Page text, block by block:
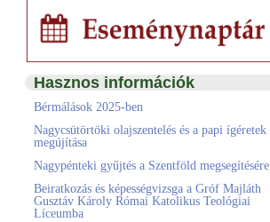
Hasznos információk
Bérmálások 2025-ben
Nagycsütörtöki olajszentelés és a papi ígéretek
megújítása
Nagypénteki gyűjtés a Szentföld megsegítésére
Beiratkozás és képességvizsga a Gróf Majláth
Gusztáv Károly Római Katolikus Teológiai
Líceumba